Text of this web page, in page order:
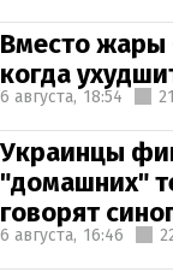
Вместо жары
когда
6 августа, 18:54
Украинцы
"домашних"
говорят
6 августа, 16:46